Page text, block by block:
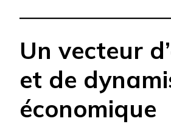
Un vecteur
et de
économique